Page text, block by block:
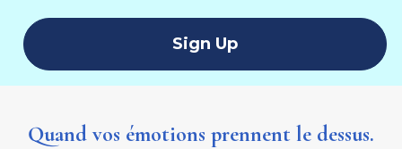
Sign Up
Quand vos émotions prennent le dessus.